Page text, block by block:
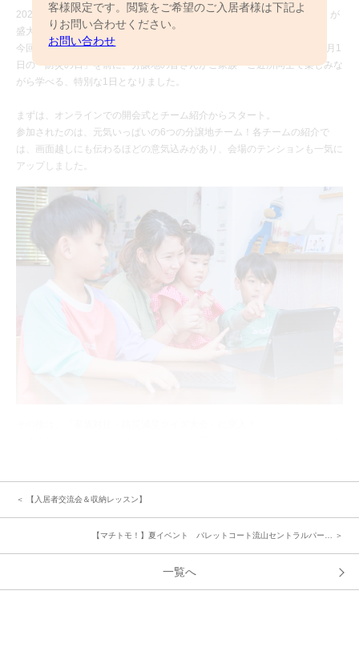
客様限定です。閲覧をご希望のご入居者様は下記よ
りお問い合わせください。
お問い合わせ
2025年8月30日（土）、待ちに待った「マチトモカップ2025 夏まつり」が
盛大に開催されました。
今回のテーマは、“夏まつり～楽しみながら防災・減災を学ぼう！～” 9月1
日の「防災の日」を前に、分譲地の皆さんがご家族・ご近所同士で楽しみな
がら学べる、特別な1日となりました。
まずは、オンラインでの開会式とチーム紹介からスタート。
参加されたのは、元気いっぱいの6つの分譲地チーム！各チームの紹介で
は、画面越しにも伝わるほどの意気込みがあり、会場のテンションも一気に
アップしました。
『バケツリレー』へ。各チーム8名が列を作り、ビニールプールを水で満た
すまでの速さを競う真剣勝負です。
＜ 【入居者交流会＆収納レッスン】
【マチトモ！】夏イベント パレットコート流山セントラルパー… ＞
一覧へ